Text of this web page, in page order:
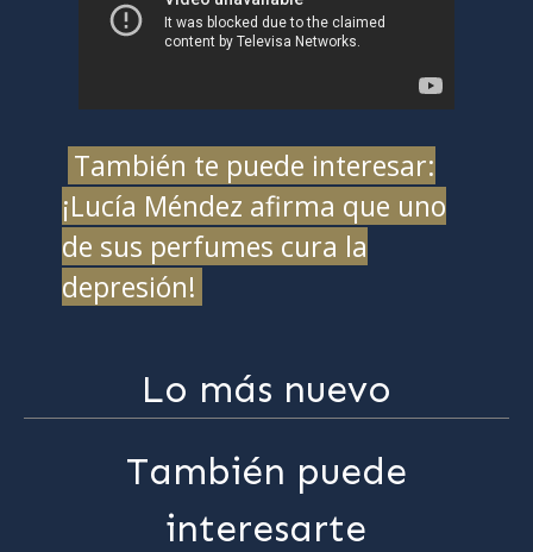
También te puede interesar:
¡Lucía Méndez afirma que uno
de sus perfumes cura la
depresión!
Lo más nuevo
También puede
interesarte